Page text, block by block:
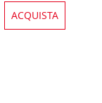
ACQUISTA